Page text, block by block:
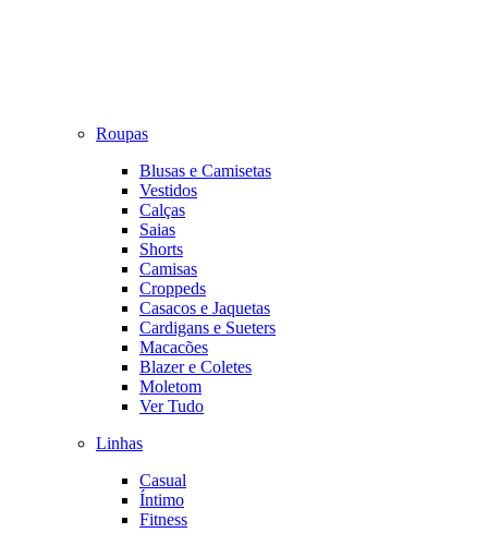
Roupas
Blusas e Camisetas
Vestidos
Calças
Saias
Shorts
Camisas
Croppeds
Casacos e Jaquetas
Cardigans e Sueters
Macacões
Blazer e Coletes
Moletom
Ver Tudo
Linhas
Casual
Íntimo
Fitness